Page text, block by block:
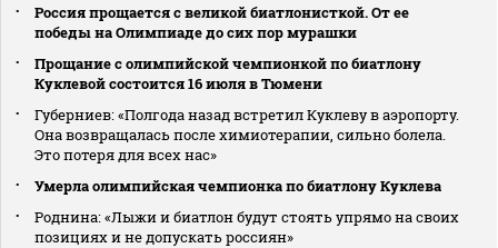
Россия прощается с великой биатлонисткой. От ее
победы на Олимпиаде до сих пор мурашки
Прощание с олимпийской чемпионкой по биатлону
Куклевой состоится 16 июля в Тюмени
Губерниев: «Полгода назад встретил Куклеву в аэропорту.
Она возвращалась после химиотерапии, сильно болела.
Это потеря для всех нас»
Умерла олимпийская чемпионка по биатлону Куклева
Роднина: «Лыжи и биатлон будут стоять упрямо на своих
позициях и не допускать россиян»